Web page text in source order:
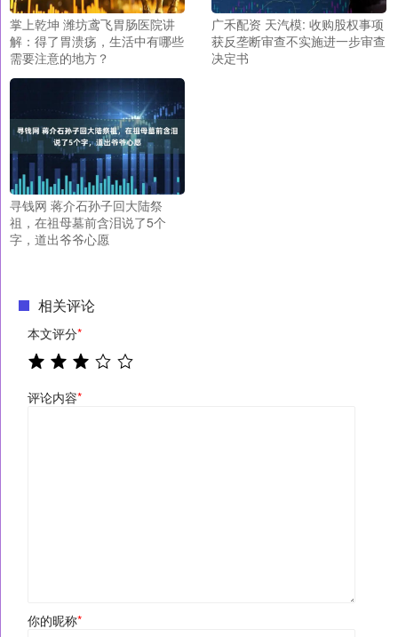
掌上乾坤 潍坊鸢飞胃肠医院讲
解：得了胃溃疡，生活中有哪些
需要注意的地方？
广禾配资 天汽模: 收购股权事项
获反垄断审查不实施进一步审查
决定书
寻钱网 蒋介石孙子回大陆祭
祖，在祖母墓前含泪说了5个
字，道出爷爷心愿
相关评论
本文评分*
评论内容*
你的昵称*